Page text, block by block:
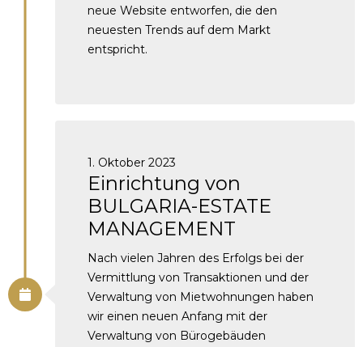
neue Website entworfen, die den
neuesten Trends auf dem Markt
entspricht.
1. Oktober 2023
Einrichtung von
BULGARIA-ESTATE
MANAGEMENT
Nach vielen Jahren des Erfolgs bei der
Vermittlung von Transaktionen und der
Verwaltung von Mietwohnungen haben
wir einen neuen Anfang mit der
Verwaltung von Bürogebäuden